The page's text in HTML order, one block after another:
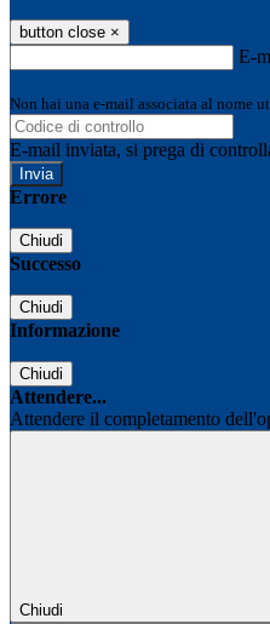
button close ×
E-
Non hai una e-mail associata al nome
E-mail inviata, si prega di
Errore
Chiudi
Successo
Chiudi
Informazione
Chiudi
Attendere...
Attendere il completamento
Chiudi